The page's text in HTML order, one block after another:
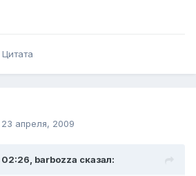
Цитата
23 апреля, 2009
barbozza сказал: